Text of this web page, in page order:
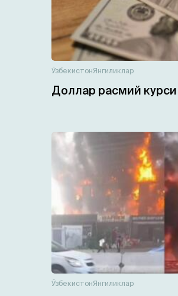
ЎзбекистонЯнгиликлар
Доллар расмий
ЎзбекистонЯнгиликлар